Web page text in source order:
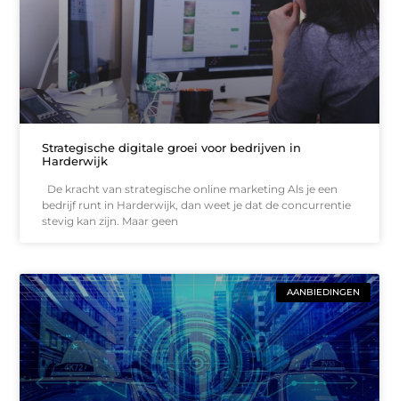
Strategische digitale groei voor bedrijven in
Harderwijk
De kracht van strategische online marketing Als je een
bedrijf runt in Harderwijk, dan weet je dat de concurrentie
stevig kan zijn. Maar geen
AANBIEDINGEN